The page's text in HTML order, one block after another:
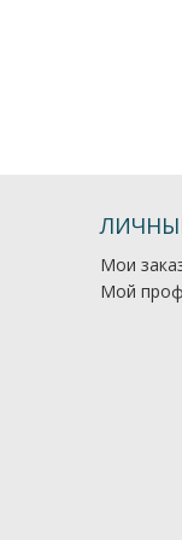
Мои
Мой